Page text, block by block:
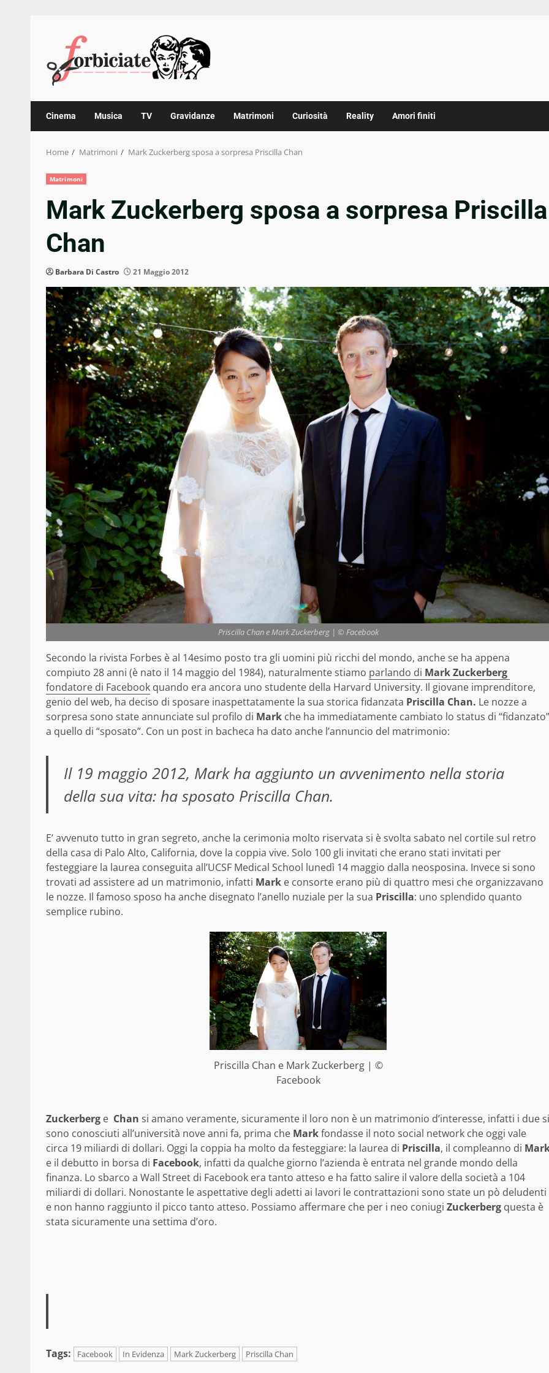
content
Cinema Musica TV Gravidanze Matrimoni Curiosità Reality Amori finiti
Home Matrimoni Mark Zuckerberg sposa a sorpresa Priscilla Chan
Matrimoni
Mark Zuckerberg sposa a sorpresa Priscilla
Chan
Barbara Di Castro 21 Maggio 2012
Priscilla Chan e Mark Zuckerberg | © Facebook
Secondo la rivista Forbes è al 14esimo posto tra gli uomini più ricchi del mondo, anche se ha appena
compiuto 28 anni (è nato il 14 maggio del 1984), naturalmente stiamo parlando di Mark Zuckerberg
fondatore di Facebook quando era ancora uno studente della Harvard University. Il giovane imprenditore,
genio del web, ha deciso di sposare inaspettatamente la sua storica fidanzata Priscilla Chan. Le nozze a
sorpresa sono state annunciate sul profilo di Mark che ha immediatamente cambiato lo status di “fidanzato”
a quello di “sposato”. Con un post in bacheca ha dato anche l’annuncio del matrimonio:
Il 19 maggio 2012, Mark ha aggiunto un avvenimento nella storia
della sua vita: ha sposato Priscilla Chan.
E’ avvenuto tutto in gran segreto, anche la cerimonia molto riservata si è svolta sabato nel cortile sul retro
della casa di Palo Alto, California, dove la coppia vive. Solo 100 gli invitati che erano stati invitati per
festeggiare la laurea conseguita all’UCSF Medical School lunedì 14 maggio dalla neosposina. Invece si sono
trovati ad assistere ad un matrimonio, infatti Mark e consorte erano più di quattro mesi che organizzavano
le nozze. Il famoso sposo ha anche disegnato l’anello nuziale per la sua Priscilla: uno splendido quanto
semplice rubino.
Priscilla Chan e Mark Zuckerberg | ©
Facebook
Zuckerberg e Chan si amano veramente, sicuramente il loro non è un matrimonio d’interesse, infatti i due si
sono conosciuti all’università nove anni fa, prima che Markfondasse il noto social network che oggi vale
circa 19 miliardi di dollari. Oggi la coppia ha molto da festeggiare: la laurea di Priscilla, il compleanno di
e il debutto in borsa di Facebook, infatti da qualche giorno l’azienda è entrata nel grande mondo della
finanza. Lo sbarco a Wall Street di Facebook era tanto atteso e ha fatto salire il valore della società a 104
miliardi di dollari. Nonostante le aspettative degli adetti ai lavori le contrattazioni sono state un pò deludenti
e non hanno raggiunto il picco tanto atteso. Possiamo affermare che per i neo coniugi Zuckerberg questa è
stata sicuramente una settima d’oro.
Tags: Facebook In Evidenza Mark Zuckerberg Priscilla Chan